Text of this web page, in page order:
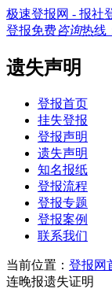
极速登报网 - 报社
登报免费咨询热线
遗失声明
登报首页
挂失登报
登报声明
遗失声明
知名报纸
登报流程
登报专题
登报案例
联系我们
当前位置： 登报网
连晚报遗失证明